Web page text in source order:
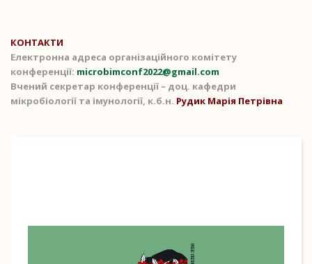
КОНТАКТИ
Електронна адреса організаційного комітету
конференції: microbimconf2022@gmail.com
Вчений секретар конференції – доц. кафедри
мікробіології та імунології, к.б.н. Рудик Марія Петрівна